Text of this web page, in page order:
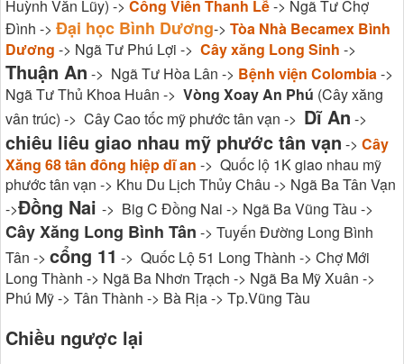
Huỳnh Văn Lũy) -> Công Viên Thanh Lễ-> Ngã Tư Chợ
Đình -> Đại học Bình Dương-> Tòa Nhà Becamex Bình
Dương -> Ngã Tư Phú Lợi -> Cây xăng Long Sinh ->
Thuận An -> Ngã Tư Hòa Lân -> Bệnh viện Colombia->
Ngã Tư Thủ Khoa Huân -> Vòng Xoay An Phú (Cây xăng
vân trúc) -> Cây Cao tốc mỹ phước tân vạn -> Dĩ An ->
chiêu liêu giao nhau mỹ phước tân vạn -> Cây
Xăng 68 tân đông hiệp dĩ an -> Quốc lộ 1K giao nhau mỹ
phước tân vạn -> Khu Du Lịch Thủy Châu -> Ngã Ba Tân Vạn
->Đồng Nai -> Big C Đồng Nai -> Ngã Ba Vũng Tàu ->
Cây Xăng Long Bình Tân -> Tuyến Đường Long Bình
Tân -> cổng 11 -> Quốc Lộ 51 Long Thành -> Chợ Mới
Long Thành -> Ngã Ba Nhơn Trạch -> Ngã Ba Mỹ Xuân ->
Phú Mỹ -> Tân Thành -> Bà Rịa -> Tp.Vũng Tàu
Chiều ngược lại